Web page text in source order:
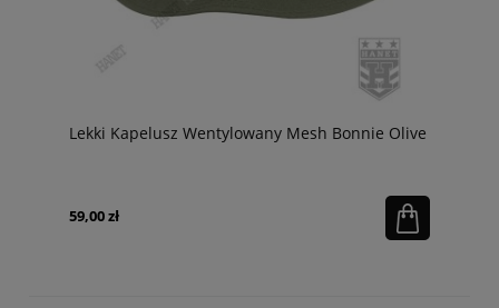
Lekki Kapelusz Wentylowany Mesh Bonnie Olive
59,00 zł